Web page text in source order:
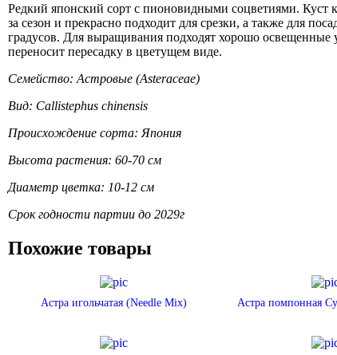
Редкий японский сорт с пионовидными соцветиями. Куст
за сезон и прекрасно подходит для срезки, а также для
градусов. Для выращивания подходят хорошо
переносит пересадку в цветущем виде.
Семейство: Астровые (Asteraceae)
Вид: Callistephus chinensis
Происхождение сорта: Япония
Высота растения: 60-70 см
Диаметр цветка: 10-12 см
Срок годности партии до 2029г
Похожие товары
Астра игольчатая (Needle Mix) Астра помпонная